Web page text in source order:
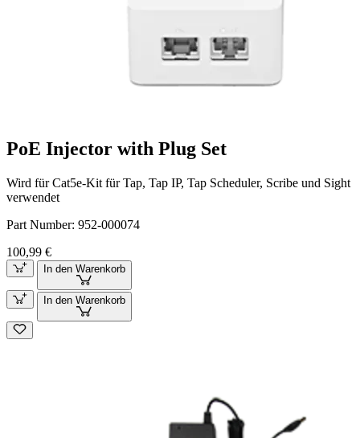
PoE Injector with Plug Set
Wird für Cat5e-Kit für Tap, Tap IP, Tap Scheduler, Scribe und Sight
verwendet
Part Number: 952-000074
100,99 €
In den Warenkorb
In den Warenkorb